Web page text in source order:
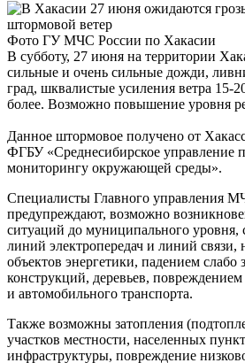
Фото ГУ МЧС России по Хакасии
В субботу, 27 июня на территории
сильные и очень сильные дожди,
град, шквалистые усиления ветра 15-
более. Возможно повышение уровня
Данное штормовое получено от
ФГБУ «Среднесибирское управление
мониторингу окружающей среды».
Специалисты Главного управления
предупреждают, возможно
ситуаций до муниципального уровня,
линий электропередач и линий
объектов энергетики, падением слабо
конструкций, деревьев,
и автомобильного транспорта.
Также возможны затопления
участков местности, населенных
инфраструктуры, повреждение